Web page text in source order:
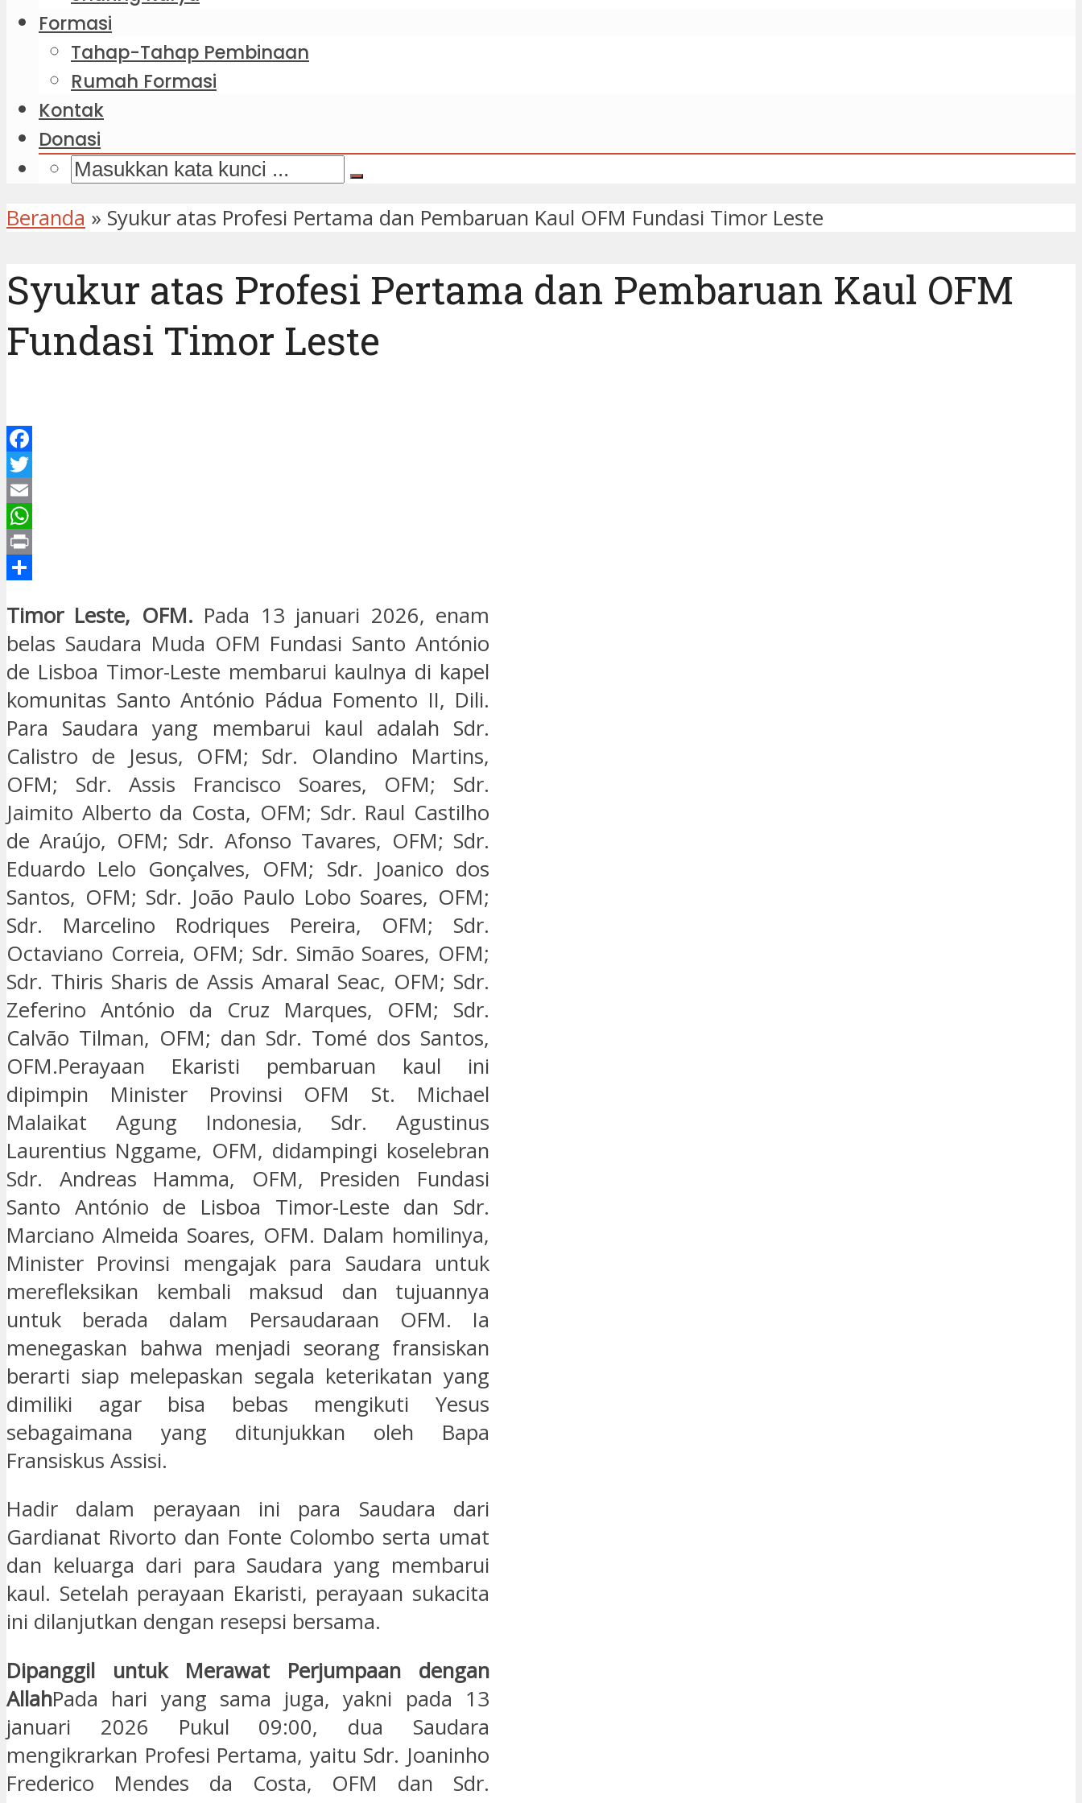
Formasi
Tahap-Tahap Pembinaan
Rumah Formasi
Kontak
Donasi
Beranda » Syukur atas Profesi Pertama dan Pembaruan Kaul OFM Fundasi Timor Leste
Syukur atas Profesi Pertama dan Pembaruan Kaul OFM
Fundasi Timor Leste
Facebook
Twitter
Email
WhatsApp
Print
Timor Leste, OFM. Pada 13 januari 2026, enam
belas Saudara Muda OFM Fundasi Santo António
de Lisboa Timor-Leste membarui kaulnya di kapel
komunitas Santo António Pádua Fomento II, Dili.
Para Saudara yang membarui kaul adalah Sdr.
Calistro de Jesus, OFM; Sdr. Olandino Martins,
OFM; Sdr. Assis Francisco Soares, OFM; Sdr.
Jaimito Alberto da Costa, OFM; Sdr. Raul Castilho
de Araújo, OFM; Sdr. Afonso Tavares, OFM; Sdr.
Eduardo Lelo Gonçalves, OFM; Sdr. Joanico dos
Santos, OFM; Sdr. João Paulo Lobo Soares, OFM;
Sdr. Marcelino Rodriques Pereira, OFM; Sdr.
Octaviano Correia, OFM; Sdr. Simão Soares, OFM;
Sdr. Thiris Sharis de Assis Amaral Seac, OFM; Sdr.
Zeferino António da Cruz Marques, OFM; Sdr.
Calvão Tilman, OFM; dan Sdr. Tomé dos Santos,
OFM.Perayaan Ekaristi pembaruan kaul ini
dipimpin Minister Provinsi OFM St. Michael
Malaikat Agung Indonesia, Sdr. Agustinus
Laurentius Nggame, OFM, didampingi koselebran
Sdr. Andreas Hamma, OFM, Presiden Fundasi
Santo António de Lisboa Timor-Leste dan Sdr.
Marciano Almeida Soares, OFM. Dalam homilinya,
Minister Provinsi mengajak para Saudara untuk
merefleksikan kembali maksud dan tujuannya
untuk berada dalam Persaudaraan OFM. Ia
menegaskan bahwa menjadi seorang fransiskan
berarti siap melepaskan segala keterikatan yang
dimiliki agar bisa bebas mengikuti Yesus
sebagaimana yang ditunjukkan oleh Bapa
Fransiskus Assisi.
Hadir dalam perayaan ini para Saudara dari
Gardianat Rivorto dan Fonte Colombo serta umat
dan keluarga dari para Saudara yang membarui
kaul. Setelah perayaan Ekaristi, perayaan sukacita
ini dilanjutkan dengan resepsi bersama.
Dipanggil untuk Merawat Perjumpaan dengan
AllahPada hari yang sama juga, yakni pada 13
januari 2026 Pukul 09:00, dua Saudara
mengikrarkan Profesi Pertama, yaitu Sdr. Joaninho
Frederico Mendes da Costa, OFM dan Sdr.